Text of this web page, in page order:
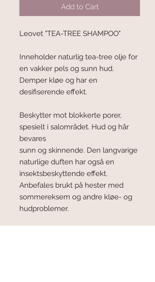
Add to Cart
Leovet "TEA-TREE SHAMPOO"
Inneholder naturlig tea-tree olje for
en vakker pels og sunn hud.
Demper kløe og har en
desifiserende effekt.
Beskytter mot blokkerte porer,
spesielt i salområdet. Hud og hår
bevares
sunn og skinnende. Den langvarige
naturlige duften har også en
insektsbeskyttende effekt.
Anbefales brukt på hester med
sommereksem og andre kløe- og
hudproblemer.